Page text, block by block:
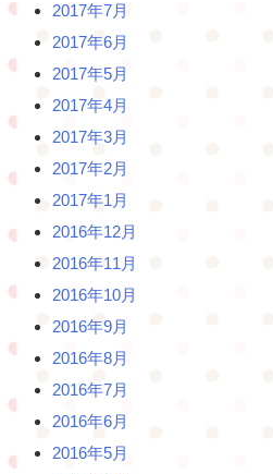
2017年7月
2017年6月
2017年5月
2017年4月
2017年3月
2017年2月
2017年1月
2016年12月
2016年11月
2016年10月
2016年9月
2016年8月
2016年7月
2016年6月
2016年5月